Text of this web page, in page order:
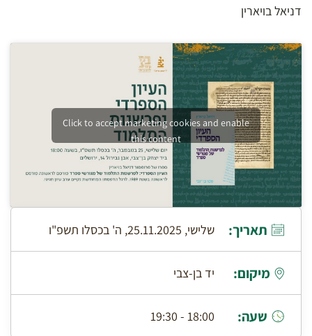
דניאל בויארין
Click to accept marketing cookies and enable
this content
תאריך: שלישי, 25.11.2025, ה' בכסלו תשפ"ו
מיקום: יד בן-צבי
שעה: 18:00 - 19:30